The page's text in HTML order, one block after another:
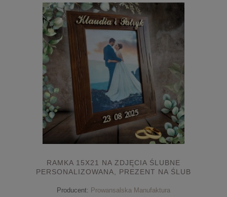
RAMKA 15X21 NA ZDJĘCIA ŚLUBNE
PERSONALIZOWANA, PREZENT NA ŚLUB
Producent: Prowansalska Manufaktura